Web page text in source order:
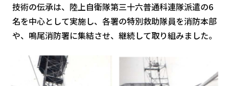
技術の伝承は、陸上自衛隊第三十六普通科連隊派遣の6
名を中心として実施し、各署の特別救助隊員を消防本部
や、鳴尾消防署に集結させ、継続して取り組みました。